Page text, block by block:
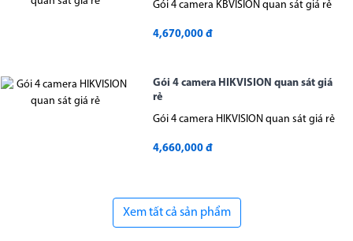
Gói 4 camera KBVISION quan sát giá rẻ
4,670,000 đ
Gói 4 camera HIKVISION quan sát giá
rẻ
Gói 4 camera HIKVISION quan sát giá rẻ
4,660,000 đ
Xem tất cả sản phẩm